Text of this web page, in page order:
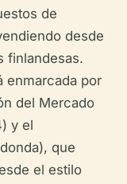
de
desde
finlandesas.
enmarcada por
del Mercado
y el
que
el estilo